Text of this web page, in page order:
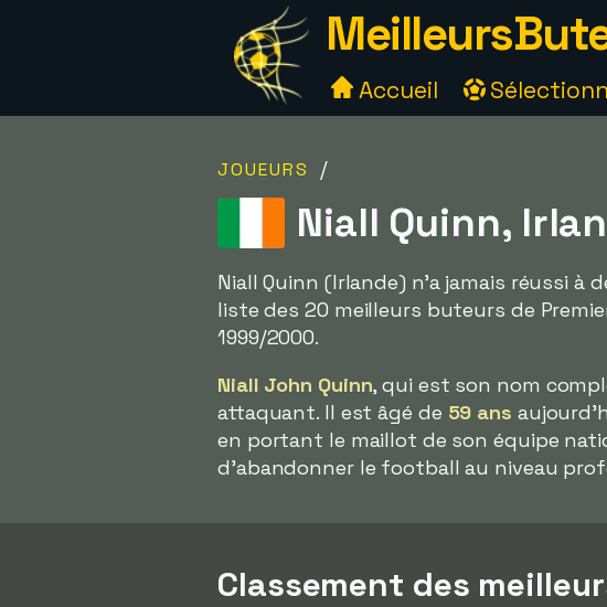
Accueil
JOUEURS /
Niall Quinn,
Niall Quinn (Irlande) n'a jamais réussi
liste des 20 meilleurs buteurs de
1999/2000.
Niall John Quinn, qui est son nom
attaquant. Il est âgé de 59 ans
en portant le maillot de son équipe
d'abandonner le football au niveau
Classement des